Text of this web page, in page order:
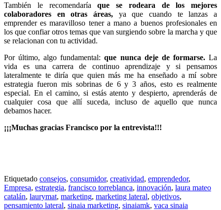
También le recomendaríaque se rodeara de los mejores
colaboradores en otras áreas, ya que cuando te lanzas a
emprender es maravilloso tener a mano a buenos profesionales en
los que confiar otros temas que van surgiendo sobre la marcha y que
se relacionan con tu actividad.
Por último, algo fundamental:que nunca deje de formarse.La
vida es una carrera de continuo aprendizaje y si pensamos
lateralmente te diría que quien más me ha enseñado a mí sobre
estrategia fueron mis sobrinas de 6 y 3 años, esto es realmente
especial. En el camino, si estás atento y despierto, aprenderás de
cualquier cosa que allí suceda, incluso de aquello que nunca
debamos hacer.
¡¡¡Muchas gracias Francisco por la entrevista!!!
Etiquetado consejos, consumidor, creatividad, emprendedor,
Empresa, estrategia, francisco torreblanca, innovación, laura mateo
catalán, laurymat, marketing, marketing lateral, objetivos,
pensamiento lateral, sinaia marketing, sinaiamk, vaca sinaia